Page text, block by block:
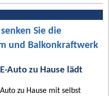
Sie die
und Balkonkraftwerk
Auto zu Hause lädt
zu Hause mit selbst